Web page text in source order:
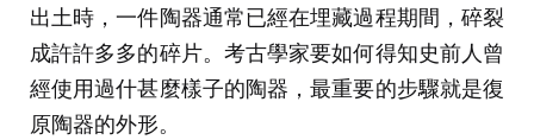
出土時，一件陶器通常已經在埋藏過程期間，碎裂
成許許多多的碎片。考古學家要如何得知史前人曾
經使用過什甚麼樣子的陶器，最重要的步驟就是復
原陶器的外形。